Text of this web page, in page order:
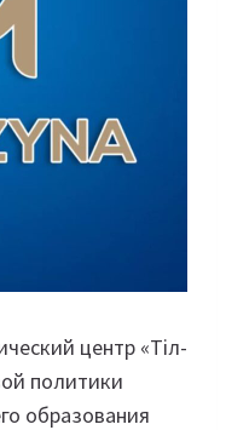
центр «Тіл-
политики
образования